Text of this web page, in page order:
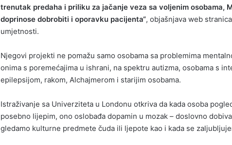
trenutak predaha i priliku za jačanje veza sa voljenim osobama,
doprinose dobrobiti i oporavku pacijenta“, objašnjava web
umjetnosti.
Njegovi projekti ne pomažu samo osobama sa problemima
onima s poremećajima u ishrani, na spektru autizma, osobama s
epilepsijom, rakom, Alchajmerom i starijim osobama.
Istraživanje sa Univerziteta u Londonu otkriva da kada osoba
posebno lijepim, ono oslobađa dopamin u mozak – doslovno
gledamo kulturne predmete čuda ili ljepote kao i kada se